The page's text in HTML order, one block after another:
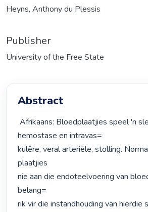
Heyns, Anthony du Plessis
Publisher
University of the Free State
Abstract
Afrikaans: Bloedplaatjies speel 'n sleutelrol by
hemostase en intravas=
kulêre, veral arteriële, stolling.
plaatjies
nie aan die endoteelvoering van
belang=
rik vir die instandhouding van hierdie